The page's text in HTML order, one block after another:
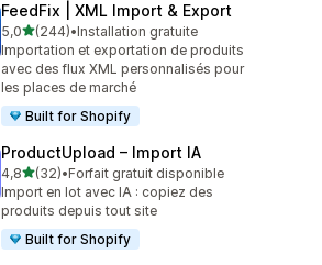
FeedFix | XML Import & Export
5,0étoile(s) sur 5
(244)
244 avis au total
•Installation gratuite
Importation et exportation de produits
avec des flux XML personnalisés pour
les places de marché
Built for Shopify
ProductUpload – Import IA
4,8étoile(s) sur 5
(32)
32 avis au total
•Forfait gratuit disponible
Import en lot avec IA : copiez des
produits depuis tout site
Built for Shopify